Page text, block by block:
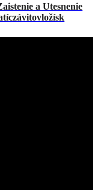
a Utesnenie